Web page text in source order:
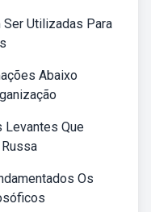
Utilizadas Para
Abaixo
Levantes Que
Os